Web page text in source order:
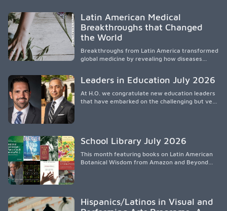
socioeconomic conditions, maternal health, and
access to supportive resources, highlighting the
need for culturally responsive interventions
environmental barriers.
Latin American Medical
Breakthroughs that Changed
the World
Breakthroughs from Latin America transformed
global medicine by revealing how diseases
treatments.
Leaders in Education July 2026
At H.O. we congratulate new education leaders
that have embarked on the challenging but very
School Library July 2026
This month featuring books on Latin American
Botanical Wisdom from Amazon and Beyond
Hispanics/Latinos in Visual and